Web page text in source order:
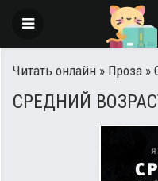
Читать онлайн » Проза »
СРЕДНИЙ